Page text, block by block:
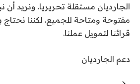
الجارديان مستقلة تحريريا. ونريد أن
مفتوحة ومتاحة للجميع. لكننا نحتاج
قرائنا لتمويل عملنا.
دعم الجارديان